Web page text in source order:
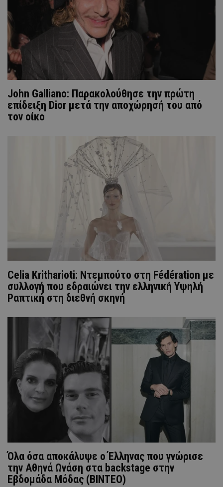
John Galliano: Παρακολούθησε την πρώτη
επίδειξη Dior μετά την αποχώρησή του από
τον οίκο
Celia Kritharioti: Nτεμπούτο στη Fédération με
συλλογή που εδραιώνει την ελληνική Υψηλή
Ραπτική στη διεθνή σκηνή
Όλα όσα αποκάλυψε ο Έλληνας που γνώρισε
την Αθηνά Ωνάση στα backstage στην
Εβδομάδα Μόδας (ΒΙΝΤΕΟ)